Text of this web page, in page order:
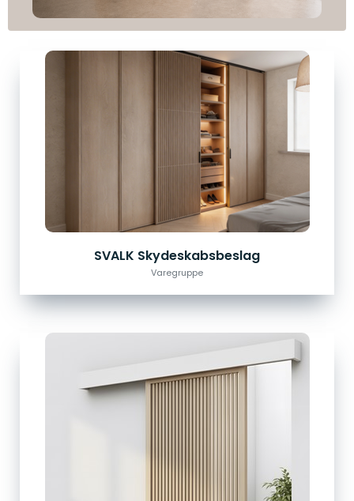
SVALK Skydeskabsbeslag
Varegruppe